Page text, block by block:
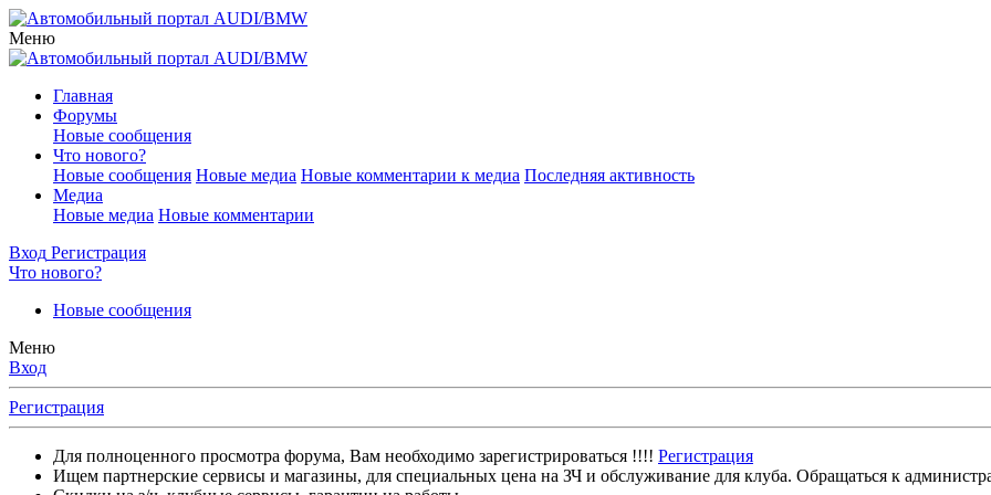
Меню
Главная
Форумы
Новые сообщения
Что нового?
Новые сообщения Новые медиа Новые комментарии к медиа Последняя активность
Медиа
Новые медиа Новые комментарии
Вход Регистрация
Что нового?
Новые сообщения
Меню
Вход
Регистрация
Для полноценного просмотра форума, Вам необходимо зарегистрироваться !!!! Регистрация
Ищем партнерские сервисы и магазины, для специальных цена на ЗЧ и обслуживание для клуба. Обращаться к